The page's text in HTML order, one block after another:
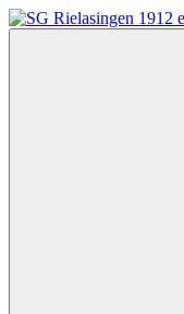
Zum
Inhalt